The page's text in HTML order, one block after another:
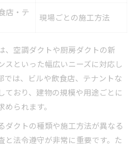
店・テ
現場ごとの施工方法
、空調ダクトや厨房ダクトの新
スといった幅広いニーズに対応し
では、ビルや飲食店、テナントな
ており、建物の規模や用途ごとに
られます。
ダクトの種類や施工方法が異なる
と法令遵守が非常に重要です。た